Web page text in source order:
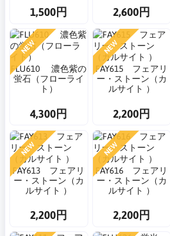
1,500円 2,600円
NEW
FLU610 濃色紫の
蛍石（フローライ
ト）
4,300円
NEW
FAY615 フェアリ
ー・ストーン（カ
ルサイト ）
2,200円
NEW
FAY613 フェアリ
ー・ストーン（カ
ルサイト ）
2,200円
NEW
FAY616 フェアリ
ー・ストーン（カ
ルサイト ）
2,200円